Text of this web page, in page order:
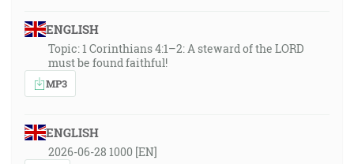
ENGLISH
Topic: 1 Corinthians 4:1–2: A steward of the LORD
must be found faithful!
MP3
ENGLISH
2026-06-28 1000 [EN]